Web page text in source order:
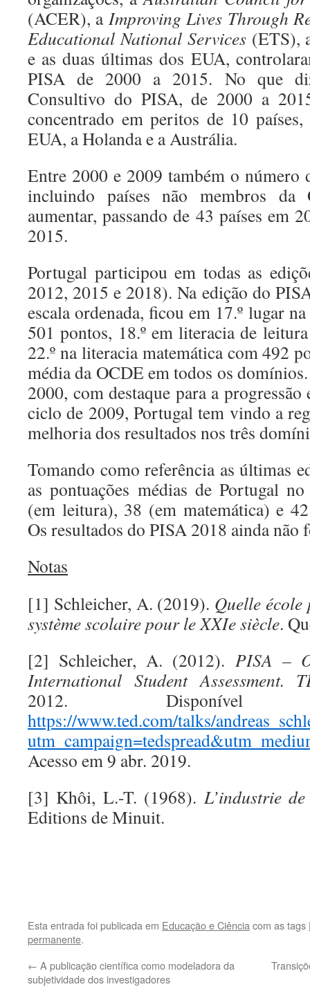
(ACER), a Improving Lives Through
Educational National Services(ETS),
e as duas últimas dos EUA,
PISA de 2000 a 2015. No que
Consultivo do PISA, de 2000 a
concentrado em peritos de 10
EUA, a Holanda e a Austrália.
Entre 2000 e 2009 também o número
incluindo países não membros
aumentar, passando de 43 países em
2015.
Portugal participou em todas as
2012, 2015 e 2018). Na edição do
escala ordenada, ficou em 17.º lugar
501 pontos, 18.º em literacia de
22.º na literacia matemática com 492
média da OCDE em todos os
2000, com destaque para a
ciclo de 2009, Portugal tem vindo a
melhoria dos resultados nos três
Tomando como referência as últimas
as pontuações médias de Portugal
(em leitura), 38 (em matemática) e
Os resultados do PISA 2018 ainda não
Notas
[1] Schleicher, A. (2019). Quelle
système scolaire pour le XXIe siècle.
[2] Schleicher, A. (2012). PISA –
International Student Assessment.
2012.
https://www.ted.com/talks/
Acesso em 9 abr. 2019.
[3] Khôi, L.-T. (1968). L’industrie de
Editions de Minuit.
Esta entrada foi publicada em Educação e Ciência com as tags
permanente.
← A publicação científica como modeladora da
subjetividade dos investigadores